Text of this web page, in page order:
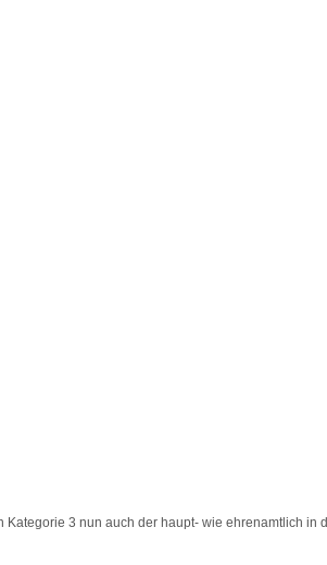
3 nun auch der haupt- wie ehrenamtlich